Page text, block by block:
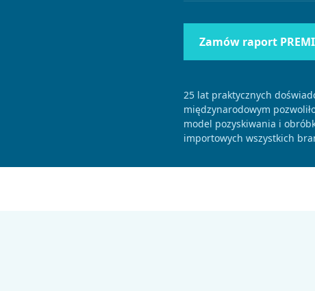
Zamów raport
25 lat praktycznych
międzynarodowym
model pozyskiwania i
importowych wszystkich